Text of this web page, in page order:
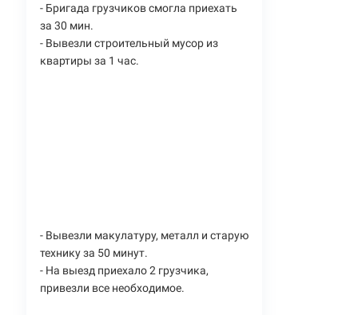
- Бригада грузчиков смогла приехать
за 30 мин.
- Вывезли строительный мусор из
квартиры за 1 час.
- Вывезли макулатуру, металл и старую
технику за 50 минут.
- На выезд приехало 2 грузчика,
привезли все необходимое.